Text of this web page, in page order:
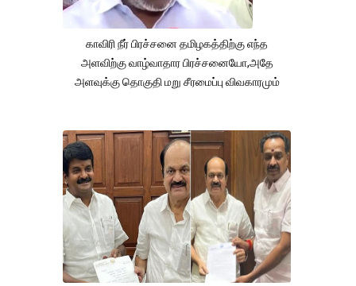
காவிரி நீர் பிரச்சனை தமிழகத்திற்கு எந்த
அளவிற்கு வாழ்வாதார பிரச்சனையோ,அதே
அளவுக்கு தொகுதி மறு சீரமைப்பு விவகாரமும்